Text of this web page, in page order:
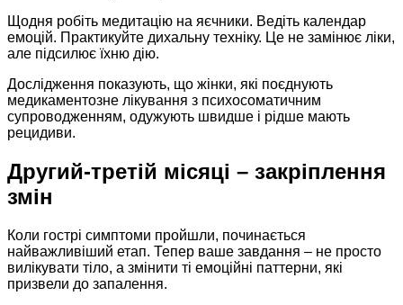
Щодня робіть медитацію на яєчники. Ведіть календар
емоцій. Практикуйте дихальну техніку. Це не замінює ліки,
але підсилює їхню дію.
Дослідження показують, що жінки, які поєднують
медикаментозне лікування з психосоматичним
супроводженням, одужують швидше і рідше мають
рецидиви.
Другий-третій місяці – закріплення
змін
Коли гострі симптоми пройшли, починається
найважливіший етап. Тепер ваше завдання – не просто
вилікувати тіло, а змінити ті емоційні паттерни, які
призвели до запалення.